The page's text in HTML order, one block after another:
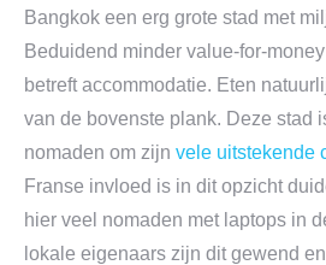
Bangkok een erg grote stad met
Beduidend minder value-for-
betreft accommodatie. Eten
van de bovenste plank. Deze stad
nomaden om zijn vele uitstekende
Franse invloed is in dit opzicht
hier veel nomaden met laptops in
lokale eigenaars zijn dit gewend